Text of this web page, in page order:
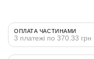
ОПЛАТА ЧАСТИНАМИ
3 платежі по 370.33 грн